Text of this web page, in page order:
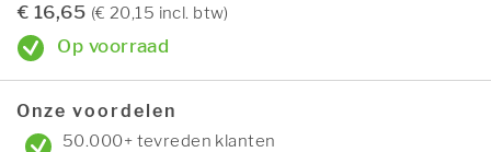
€ 16,65 (€ 20,15 incl. btw)
Op voorraad
Onze voordelen
50.000+ tevreden klanten